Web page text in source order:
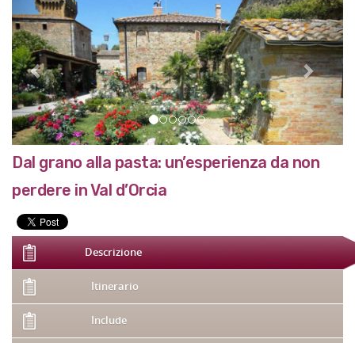
Dal grano alla pasta: un’esperienza da non
perdere in Val d’Orcia
Descrizione
Itinerario
Include